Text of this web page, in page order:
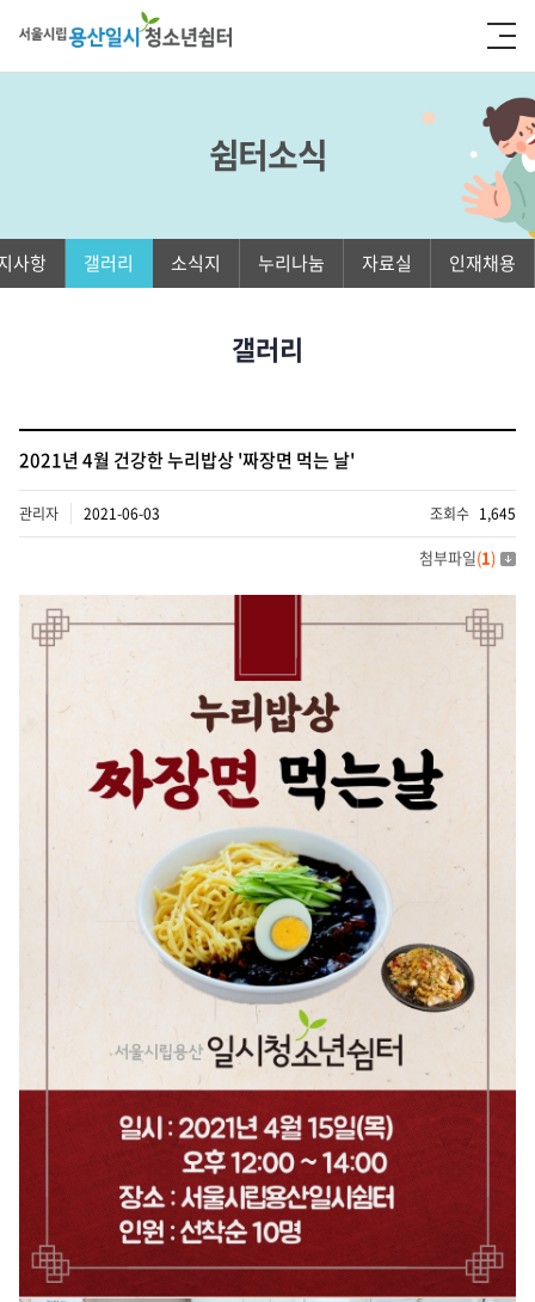
쉼터소식
사항 갤러리 소식지 누리나눔 자료실 인재채용
갤러리
2021년 4월 건강한 누리밥상 '짜장면 먹는 날'
관리자 2021-06-03 조회수 1,645
첨부파일(1)